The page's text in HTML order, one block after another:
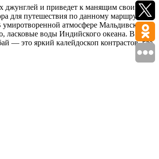
джунглей и приведет к манящим своими
для путешествия по данному маршруту.
умиротворенной атмосфере Мальдивских
ласковые воды Индийского океана. В
— это яркий калейдоскоп контрастов, где